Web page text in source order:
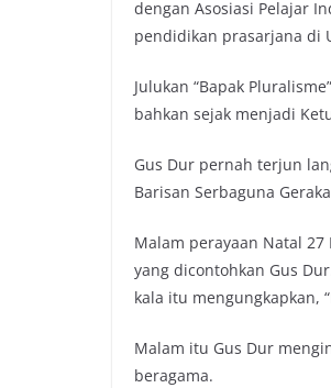
dengan Asosiasi Pelajar
pendidikan prasarjana di
Julukan “Bapak
bahkan sejak menjadi
Gus Dur pernah terjun
Barisan Serbaguna
Malam perayaan Natal
yang dicontohkan Gus
kala itu mengungkapkan,
Malam itu Gus Dur
beragama.